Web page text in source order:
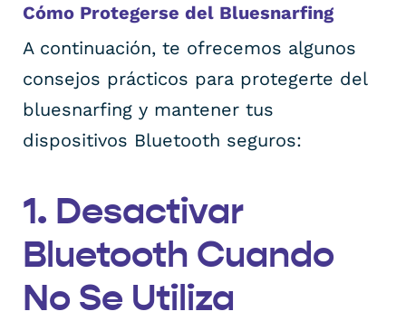
Cómo Protegerse del Bluesnarfing
A continuación, te ofrecemos algunos
consejos prácticos para protegerte del
bluesnarfing y mantener tus
dispositivos Bluetooth seguros:
1. Desactivar
Bluetooth Cuando
No Se Utiliza